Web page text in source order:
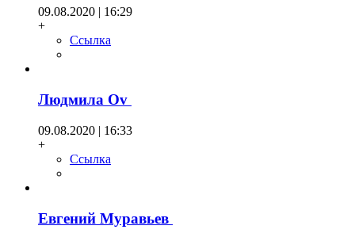
09.08.2020 | 16:29
+
Ссылка
Людмила Оv
09.08.2020 | 16:33
+
Ссылка
Евгений Муравьев